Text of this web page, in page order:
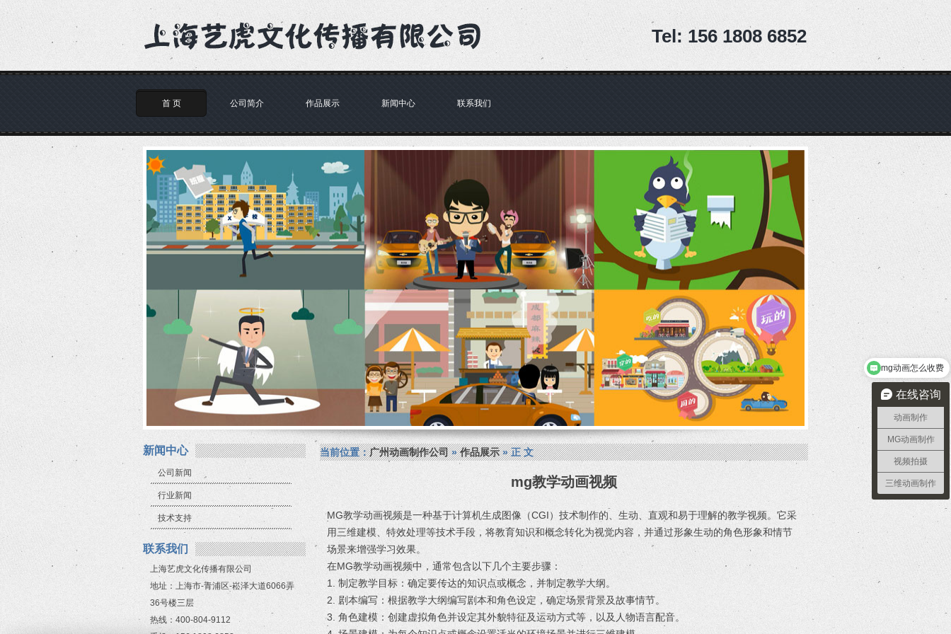
Tel: 156 1808 6852
首 页 公司简介 作品展示 新闻中心 联系我们
新闻中心
公司新闻
行业新闻
技术支持
联系我们
上海艺虎文化传播有限公司
地址：上海市-青浦区-崧泽大道6066弄
36号楼三层
热线：400-804-9112
当前位置：广州动画制作公司»作品展示» 正 文
mg教学动画视频
MG教学动画视频是一种基于计算机生成图像（CGI）技术制作的、生动、直观和易于理解的教学视频。它采
用三维建模、特效处理等技术手段，将教育知识和概念转化为视觉内容，并通过形象生动的角色形象和情节
场景来增强学习效果。
在MG教学动画视频中，通常包含以下几个主要步骤：
1. 制定教学目标：确定要传达的知识点或概念，并制定教学大纲。
2. 剧本编写：根据教学大纲编写剧本和角色设定，确定场景背景及故事情节。
3. 角色建模：创建虚拟角色并设定其外貌特征及运动方式等，以及人物语言配音。
在线咨询
动画制作
MG动画制作
视频拍摄
三维动画制作
mg动画怎么收费